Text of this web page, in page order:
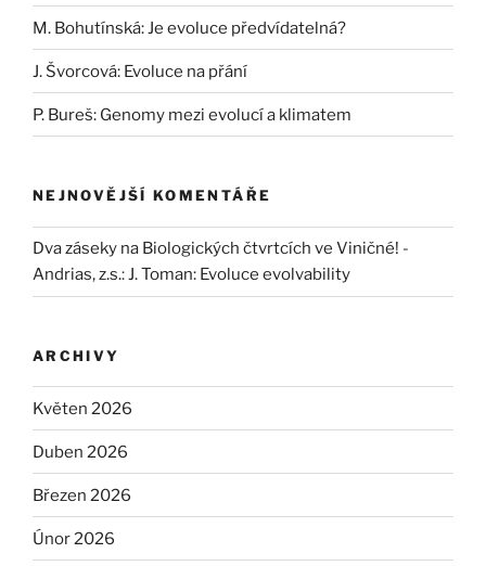
M. Bohutínská: Je evoluce předvídatelná?
J. Švorcová: Evoluce na přání
P. Bureš: Genomy mezi evolucí a klimatem
NEJNOVĚJŠÍ KOMENTÁŘE
Dva záseky na Biologických čtvrtcích ve Viničné! -
Andrias, z.s.:J. Toman: Evoluce evolvability
ARCHIVY
Květen 2026
Duben 2026
Březen 2026
Únor 2026